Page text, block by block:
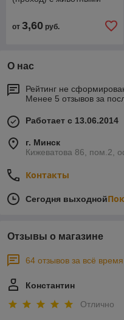
от 3,60 руб.
О нас
Рейтинг не
Менее 5 отзывов за
Работает с 13.06.2014
г. Минск
Кижеватова 86, пом.2,
Контакты
Сегодня выходной
Отзывы о магазине
64 отзывов за всё время
Константин
Отлично